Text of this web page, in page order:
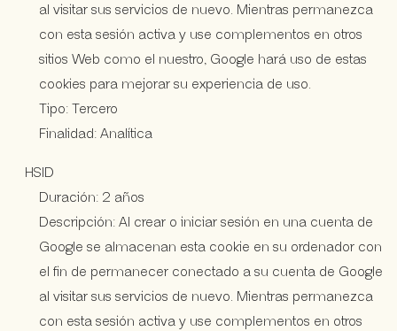
al visitar sus servicios de nuevo. Mientras permanezca
con esta sesión activa y use complementos en otros
sitios Web como el nuestro, Google hará uso de estas
cookies para mejorar su experiencia de uso.
Tipo: Tercero
Finalidad: Analítica
HSID
Duración: 2 años
Descripción: Al crear o iniciar sesión en una cuenta de
Google se almacenan esta cookie en su ordenador con
el fin de permanecer conectado a su cuenta de Google
al visitar sus servicios de nuevo. Mientras permanezca
con esta sesión activa y use complementos en otros